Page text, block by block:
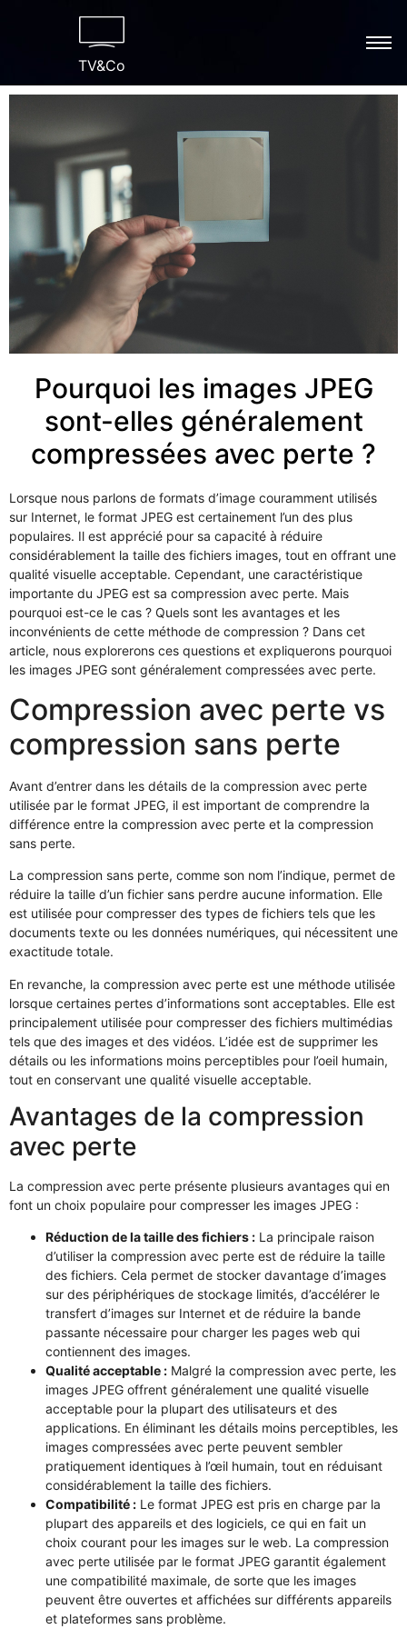
TV&Co
Pourquoi les images JPEG
sont-elles généralement
compressées avec perte ?
Lorsque nous parlons de formats d’image couramment utilisés
sur Internet, le format JPEG est certainement l’un des plus
populaires. Il est apprécié pour sa capacité à réduire
considérablement la taille des fichiers images, tout en offrant une
qualité visuelle acceptable. Cependant, une caractéristique
importante du JPEG est sa compression avec perte. Mais
pourquoi est-ce le cas ? Quels sont les avantages et les
inconvénients de cette méthode de compression ? Dans cet
article, nous explorerons ces questions et expliquerons pourquoi
les images JPEG sont généralement compressées avec perte.
Compression avec perte vs
compression sans perte
Avant d’entrer dans les détails de la compression avec perte
utilisée par le format JPEG, il est important de comprendre la
différence entre la compression avec perte et la compression
sans perte.
La compression sans perte, comme son nom l’indique, permet de
réduire la taille d’un fichier sans perdre aucune information. Elle
est utilisée pour compresser des types de fichiers tels que les
documents texte ou les données numériques, qui nécessitent une
exactitude totale.
En revanche, la compression avec perte est une méthode utilisée
lorsque certaines pertes d’informations sont acceptables. Elle est
principalement utilisée pour compresser des fichiers multimédias
tels que des images et des vidéos. L’idée est de supprimer les
détails ou les informations moins perceptibles pour l’oeil humain,
tout en conservant une qualité visuelle acceptable.
Avantages de la compression
avec perte
La compression avec perte présente plusieurs avantages qui en
font un choix populaire pour compresser les images JPEG :
Réduction de la taille des fichiers : La principale raison
d’utiliser la compression avec perte est de réduire la taille
des fichiers. Cela permet de stocker davantage d’images
sur des périphériques de stockage limités, d’accélérer le
transfert d’images sur Internet et de réduire la bande
passante nécessaire pour charger les pages web qui
contiennent des images.
Qualité acceptable : Malgré la compression avec perte, les
images JPEG offrent généralement une qualité visuelle
acceptable pour la plupart des utilisateurs et des
applications. En éliminant les détails moins perceptibles, les
images compressées avec perte peuvent sembler
pratiquement identiques à l’œil humain, tout en réduisant
considérablement la taille des fichiers.
Compatibilité : Le format JPEG est pris en charge par la
plupart des appareils et des logiciels, ce qui en fait un
choix courant pour les images sur le web. La compression
avec perte utilisée par le format JPEG garantit également
une compatibilité maximale, de sorte que les images
peuvent être ouvertes et affichées sur différents appareils
et plateformes sans problème.